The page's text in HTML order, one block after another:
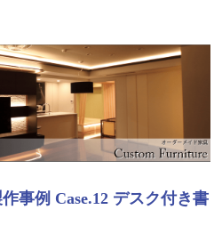
事例 Case.12 デスク付き書